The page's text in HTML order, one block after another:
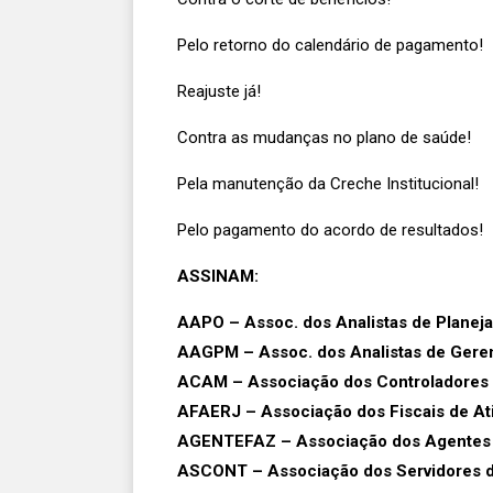
Pelo retorno do calendário de pagamento!
Reajuste já!
Contra as mudanças no plano de saúde!
Pela manutenção da Creche Institucional!
Pelo pagamento do acordo de resultados!
ASSINAM:
AAPO – Assoc. dos Analistas de
AAGPM – Assoc. dos Analistas de
ACAM – Associação dos
AFAERJ – Associação dos Fiscais de
AGENTEFAZ – Associação dos
ASCONT – Associação dos Servidores